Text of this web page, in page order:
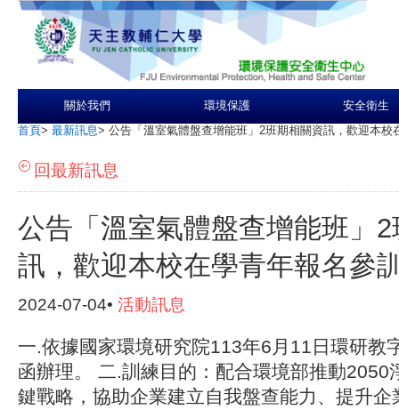
關於我們 環境保護 安全衛生
首頁> 最新訊息> 公告「溫室氣體盤查增能班」2班期相關資訊，歡迎本校
回最新訊息
公告「溫室氣體盤查增能班」
訊，歡迎本校在學青年報名參
2024-07-04• 活動訊息
一.依據國家環境研究院113年6月11日環研教
函辦理。 二.訓練目的：配合環境部推動2050
鍵戰略，協助企業建立自我盤查能力、提升企